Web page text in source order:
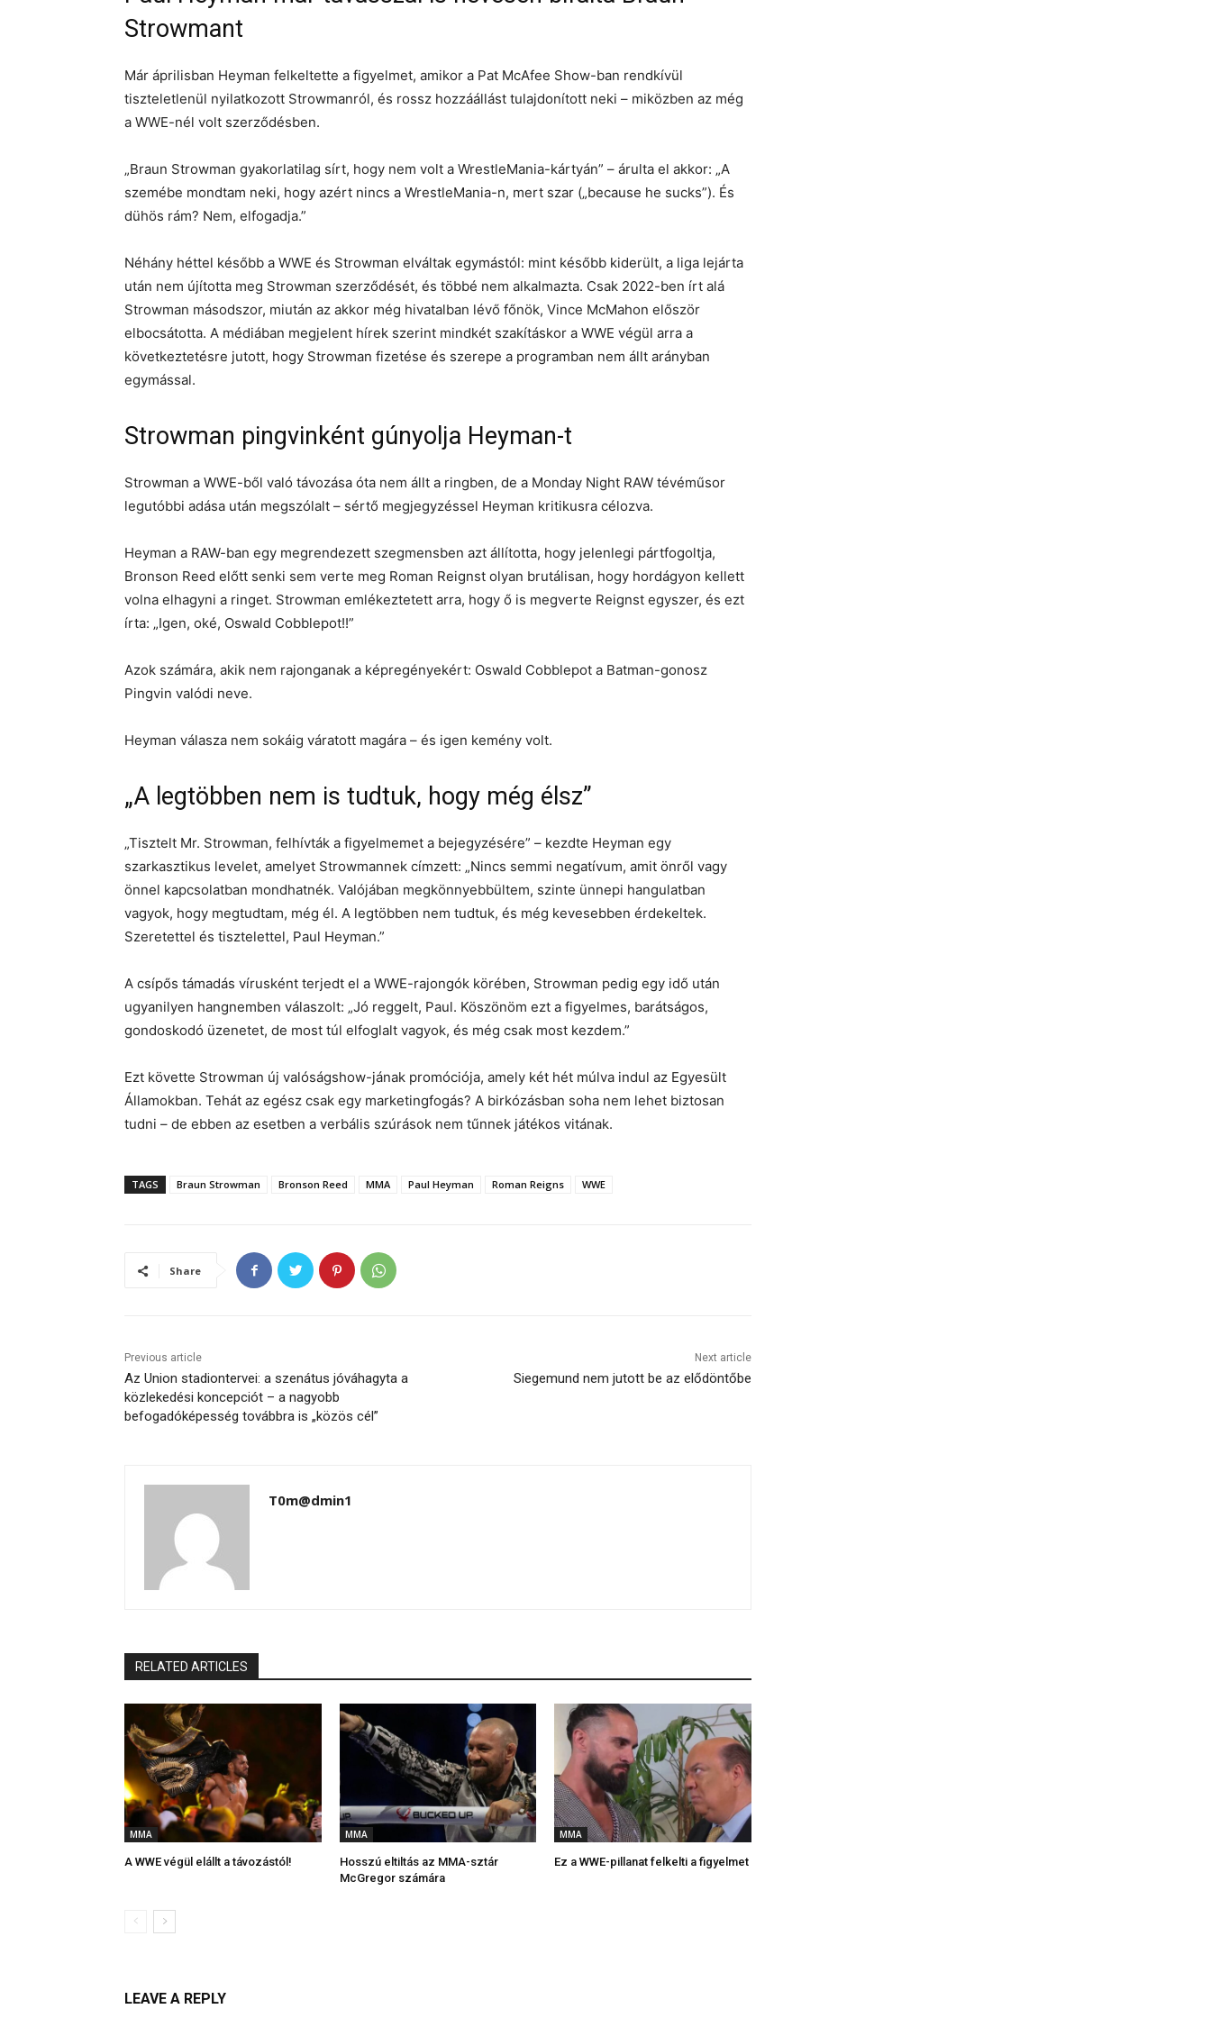
Strowmant
Már áprilisban Heyman felkeltette a figyelmet, amikor a Pat McAfee Show-ban rendkívül
tiszteletlenül nyilatkozott Strowmanról, és rossz hozzáállást tulajdonított neki – miközben az még
a WWE-nél volt szerződésben.
„Braun Strowman gyakorlatilag sírt, hogy nem volt a WrestleMania-kártyán” – árulta el akkor: „A
szemébe mondtam neki, hogy azért nincs a WrestleMania-n, mert szar („because he sucks”). És
dühös rám? Nem, elfogadja.”
Néhány héttel később a WWE és Strowman elváltak egymástól: mint később kiderült, a liga lejárta
után nem újította meg Strowman szerződését, és többé nem alkalmazta. Csak 2022-ben írt alá
Strowman másodszor, miután az akkor még hivatalban lévő főnök, Vince McMahon először
elbocsátotta. A médiában megjelent hírek szerint mindkét szakításkor a WWE végül arra a
következtetésre jutott, hogy Strowman fizetése és szerepe a programban nem állt arányban
egymással.
Strowman pingvinként gúnyolja Heyman-t
Strowman a WWE-ből való távozása óta nem állt a ringben, de a Monday Night RAW tévéműsor
legutóbbi adása után megszólalt – sértő megjegyzéssel Heyman kritikusra célozva.
Heyman a RAW-ban egy megrendezett szegmensben azt állította, hogy jelenlegi pártfogoltja,
Bronson Reed előtt senki sem verte meg Roman Reignst olyan brutálisan, hogy hordágyon kellett
volna elhagyni a ringet. Strowman emlékeztetett arra, hogy ő is megverte Reignst egyszer, és ezt
írta: „Igen, oké, Oswald Cobblepot!!”
Azok számára, akik nem rajonganak a képregényekért: Oswald Cobblepot a Batman-gonosz
Pingvin valódi neve.
Heyman válasza nem sokáig váratott magára – és igen kemény volt.
„A legtöbben nem is tudtuk, hogy még élsz”
„Tisztelt Mr. Strowman, felhívták a figyelmemet a bejegyzésére” – kezdte Heyman egy
szarkasztikus levelet, amelyet Strowmannek címzett: „Nincs semmi negatívum, amit önről vagy
önnel kapcsolatban mondhatnék. Valójában megkönnyebbültem, szinte ünnepi hangulatban
vagyok, hogy megtudtam, még él. A legtöbben nem tudtuk, és még kevesebben érdekeltek.
Szeretettel és tisztelettel, Paul Heyman.”
A csípős támadás vírusként terjedt el a WWE-rajongók körében, Strowman pedig egy idő után
ugyanilyen hangnemben válaszolt: „Jó reggelt, Paul. Köszönöm ezt a figyelmes, barátságos,
gondoskodó üzenetet, de most túl elfoglalt vagyok, és még csak most kezdem.”
Ezt követte Strowman új valóságshow-jának promóciója, amely két hét múlva indul az Egyesült
Államokban. Tehát az egész csak egy marketingfogás? A birkózásban soha nem lehet biztosan
tudni – de ebben az esetben a verbális szúrások nem tűnnek játékos vitának.
TAGS Braun Strowman Bronson Reed MMA Paul Heyman Roman Reigns WWE
Share
Previous article
Az Union stadiontervei: a szenátus jóváhagyta a
közlekedési koncepciót – a nagyobb
befogadóképesség továbbra is „közös cél”
Next article
Siegemund nem jutott be az elődöntőbe
T0m@dmin1
RELATED ARTICLES
MMA
A WWE végül elállt a távozástól!
MMA
Hosszú eltiltás az MMA-sztár
McGregor számára
MMA
Ez a WWE-pillanat felkelti a figyelmet
LEAVE A REPLY